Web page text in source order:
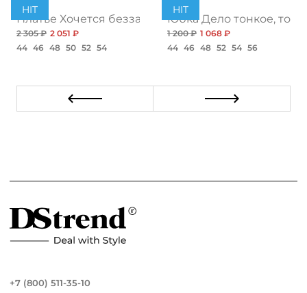
HIT
Платье Хочется беззаботности, топ
2 305 ₽ 2 051 ₽
44 46 48 50 52 54
HIT
Юбка Дело тонкое, топ
1 200 ₽ 1 068 ₽
44 46 48 52 54 56
+7 (800) 511-35-10